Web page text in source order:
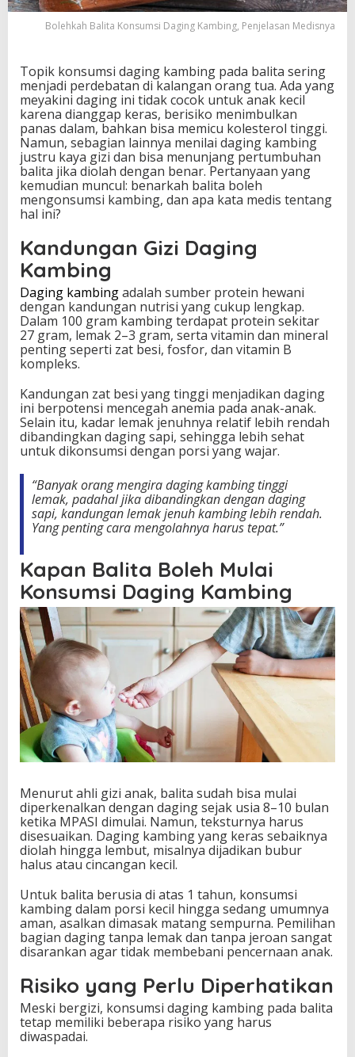
i
D
i
n
g
K
a
m
b
i
n
g
n
l
a
s
a
n
d
i
s
n
y
Bolehkah Balita Konsumsi Daging Kambing, Penjelasan Medisnya
Topik konsumsi daging kambing pada balita sering
menjadi perdebatan di kalangan orang tua. Ada yang
meyakini daging ini tidak cocok untuk anak kecil
karena dianggap keras, berisiko menimbulkan
panas dalam, bahkan bisa memicu kolesterol tinggi.
Namun, sebagian lainnya menilai daging kambing
justru kaya gizi dan bisa menunjang pertumbuhan
balita jika diolah dengan benar. Pertanyaan yang
kemudian muncul: benarkah balita boleh
mengonsumsi kambing, dan apa kata medis tentang
hal ini?
Kandungan Gizi Daging
Kambing
Daging kambingadalah sumber protein hewani
dengan kandungan nutrisi yang cukup lengkap.
Dalam 100 gram kambing terdapat protein sekitar
27 gram, lemak 2–3 gram, serta vitamin dan mineral
penting seperti zat besi, fosfor, dan vitamin B
kompleks.
Kandungan zat besi yang tinggi menjadikan daging
ini berpotensi mencegah anemia pada anak-anak.
Selain itu, kadar lemak jenuhnya relatif lebih rendah
dibandingkan daging sapi, sehingga lebih sehat
untuk dikonsumsi dengan porsi yang wajar.
“Banyak orang mengira daging kambing tinggi
lemak, padahal jika dibandingkan dengan daging
sapi, kandungan lemak jenuh kambing lebih rendah.
Yang penting cara mengolahnya harus tepat.”
Kapan Balita Boleh Mulai
Konsumsi Daging Kambing
Menurut ahli gizi anak, balita sudah bisa mulai
diperkenalkan dengan daging sejak usia 8–10 bulan
ketika MPASI dimulai. Namun, teksturnya harus
disesuaikan. Daging kambing yang keras sebaiknya
diolah hingga lembut, misalnya dijadikan bubur
halus atau cincangan kecil.
Untuk balita berusia di atas 1 tahun, konsumsi
kambing dalam porsi kecil hingga sedang umumnya
aman, asalkan dimasak matang sempurna. Pemilihan
bagian daging tanpa lemak dan tanpa jeroan sangat
disarankan agar tidak membebani pencernaan anak.
Risiko yang Perlu Diperhatikan
Meski bergizi, konsumsi daging kambing pada balita
tetap memiliki beberapa risiko yang harus
diwaspadai.